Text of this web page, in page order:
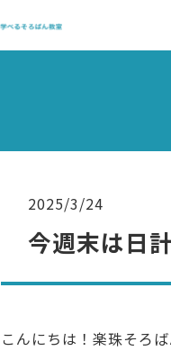
2025/3/24
今週末は日
こんにちは！楽珠そろ